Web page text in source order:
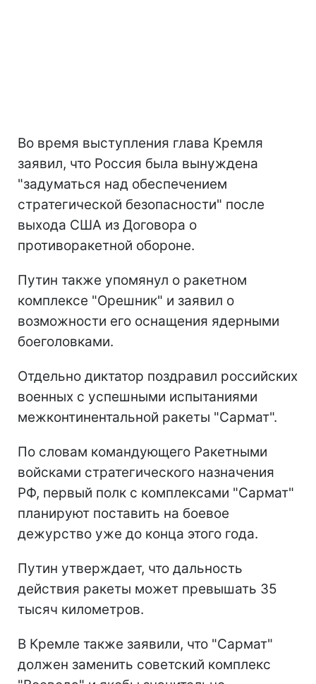
Во время выступления глава Кремля
заявил, что Россия была вынуждена
"задуматься над обеспечением
стратегической безопасности" после
выхода США из Договора о
противоракетной обороне.
Путин также упомянул о ракетном
комплексе "Орешник" и заявил о
возможности его оснащения ядерными
боеголовками.
Отдельно диктатор поздравил российских
военных с успешными испытаниями
межконтинентальной ракеты "Сармат".
По словам командующего Ракетными
войсками стратегического назначения
РФ, первый полк с комплексами "Сармат"
планируют поставить на боевое
дежурство уже до конца этого года.
Путин утверждает, что дальность
действия ракеты может превышать 35
тысяч километров.
В Кремле также заявили, что "Сармат"
должен заменить советский комплекс